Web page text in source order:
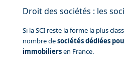
Droit des sociétés : les
Si la SCI reste la forme la plus
nombre desociétés dédiées
immobiliersen France.